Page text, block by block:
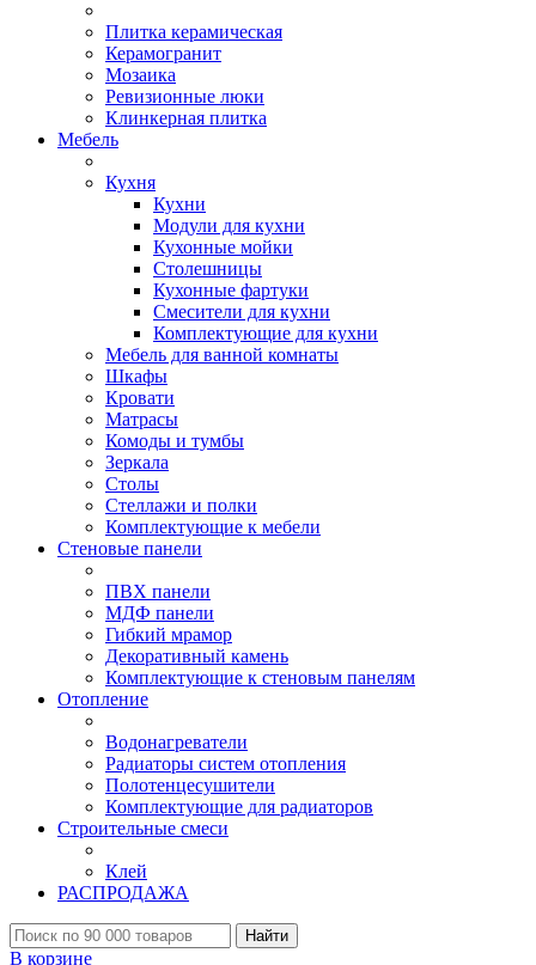
Плитка керамическая
Керамогранит
Мозаика
Ревизионные люки
Клинкерная плитка
Мебель
Кухня
Кухни
Модули для кухни
Кухонные мойки
Столешницы
Кухонные фартуки
Смесители для кухни
Комплектующие для кухни
Мебель для ванной комнаты
Шкафы
Кровати
Матрасы
Комоды и тумбы
Зеркала
Столы
Стеллажи и полки
Комплектующие к мебели
Стеновые панели
ПВХ панели
МДФ панели
Гибкий мрамор
Декоративный камень
Комплектующие к стеновым панелям
Отопление
Водонагреватели
Радиаторы систем отопления
Полотенцесушители
Комплектующие для радиаторов
Строительные смеси
Клей
РАСПРОДАЖА
Найти
В корзине